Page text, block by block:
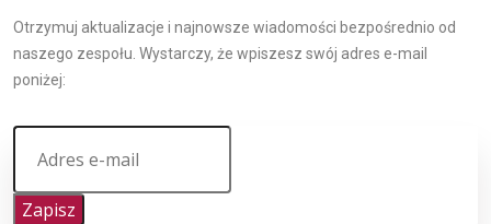
Otrzymuj aktualizacje i najnowsze wiadomości bezpośrednio od
naszego zespołu. Wystarczy, że wpiszesz swój adres e-mail
poniżej:
Zapisz